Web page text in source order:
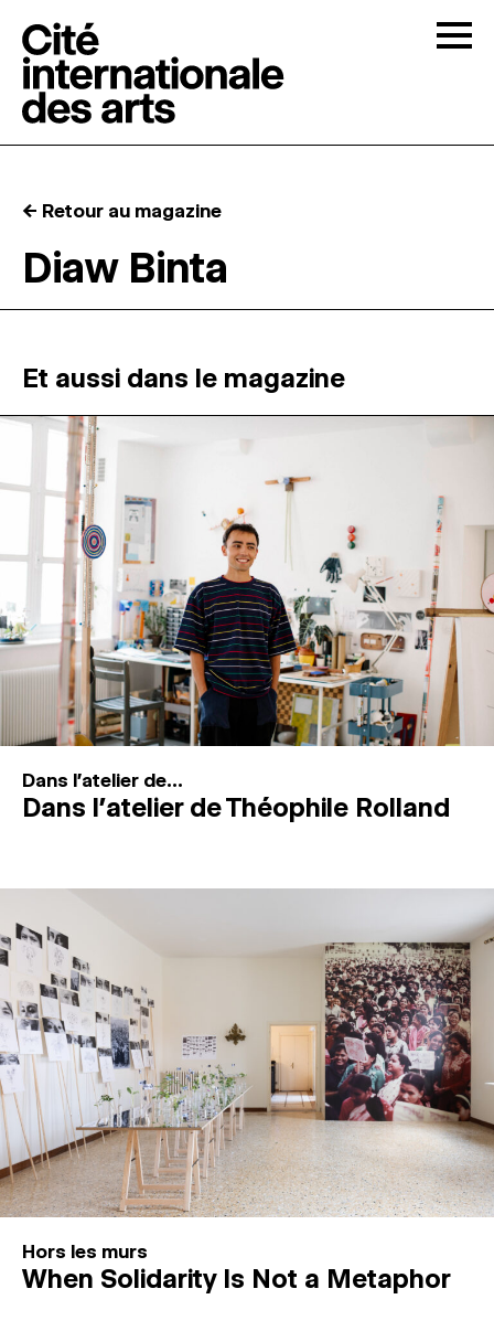
RÉSIDENCES ↓
ATELIERS OUVERTS
PROGRAMMATION
MAGAZINE
ESPACES DE PRATIQUE ARTISTIQUE ↓
Recherche
Connexion
← Retour au magazine
Diaw Binta
Et aussi dans le magazine
Dans l'atelier de...
Dans l’atelier de Théophile Rolland
Hors les murs
When Solidarity Is Not a Metaphor